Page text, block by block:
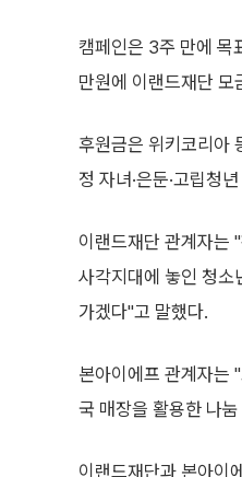
캠페인은 3주 만에
만원에 이랜드재단
후원금은 위키코리아
정 자녀·은둔·고립청
이랜드재단 관계자는
사각지대에 놓인 청소
가겠다"고 말했다.
본아이에프 관계자는
국 매장을 활용한 나
이랜드재단과 본아이